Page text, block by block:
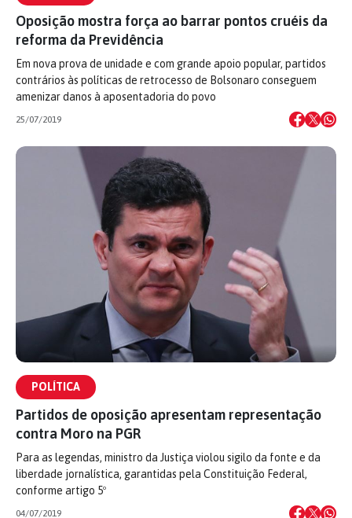
Oposição mostra força ao barrar pontos cruéis da
reforma da Previdência
Em nova prova de unidade e com grande apoio popular, partidos
contrários às políticas de retrocesso de Bolsonaro conseguem
amenizar danos à aposentadoria do povo
25/07/2019
POLÍTICA
Partidos de oposição apresentam representação
contra Moro na PGR
Para as legendas, ministro da Justiça violou sigilo da fonte e da
liberdade jornalística, garantidas pela Constituição Federal,
conforme artigo 5º
04/07/2019